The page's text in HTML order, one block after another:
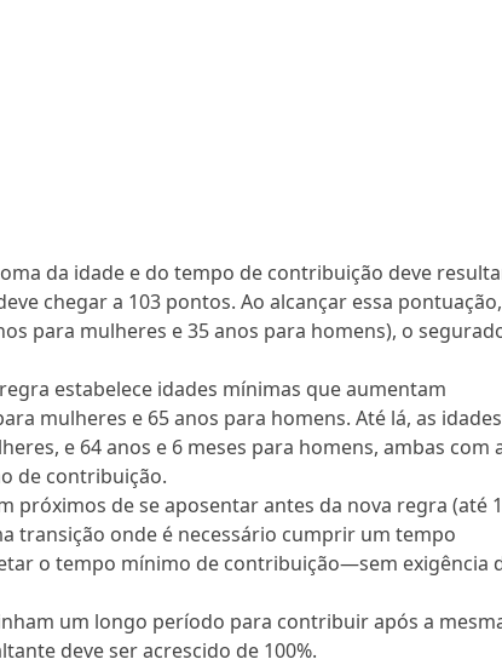
da idade e do tempo de contribuição deve
chegar a 103 pontos. Ao alcançar essa pontuação,
para mulheres e 35 anos para homens), o
estabelece idades mínimas que aumentam
mulheres e 65 anos para homens. Até lá, as idades
e 64 anos e 6 meses para homens, ambas com
de contribuição.
próximos de se aposentar antes da nova regra (até
transição onde é necessário cumprir um tempo
o tempo mínimo de contribuição—sem exigência
um longo período para contribuir após a
deve ser acrescido de 100%.